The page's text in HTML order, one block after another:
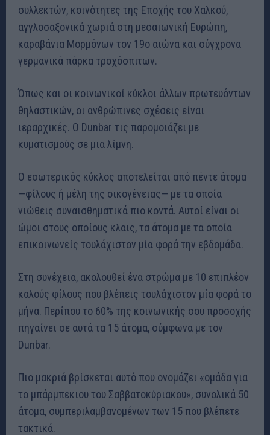
συλλεκτών, κοινότητες της Εποχής του Χαλκού,
αγγλοσαξονικά χωριά στη μεσαιωνική Ευρώπη,
καραβάνια Μορμόνων τον 19ο αιώνα και σύγχρονα
γερμανικά πάρκα τροχόσπιτων.
Όπως και οι κοινωνικοί κύκλοι άλλων πρωτευόντων
θηλαστικών, οι ανθρώπινες σχέσεις είναι
ιεραρχικές. Ο Dunbar τις παρομοιάζει με
κυματισμούς σε μια λίμνη.
Ο εσωτερικός κύκλος αποτελείται από πέντε άτομα
—φίλους ή μέλη της οικογένειας— με τα οποία
νιώθεις συναισθηματικά πιο κοντά. Αυτοί είναι οι
ώμοι στους οποίους κλαις, τα άτομα με τα οποία
επικοινωνείς τουλάχιστον μία φορά την εβδομάδα.
Στη συνέχεια, ακολουθεί ένα στρώμα με 10 επιπλέον
καλούς φίλους που βλέπεις τουλάχιστον μία φορά το
μήνα. Περίπου το 60% της κοινωνικής σου προσοχής
πηγαίνει σε αυτά τα 15 άτομα, σύμφωνα με τον
Dunbar.
Πιο μακριά βρίσκεται αυτό που ονομάζει «ομάδα για
το μπάρμπεκιου του Σαββατοκύριακου», συνολικά 50
άτομα, συμπεριλαμβανομένων των 15 που βλέπετε
τακτικά.